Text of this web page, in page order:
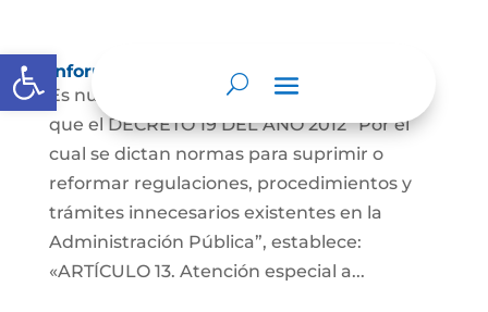
Abrir barra de herramientas
Información para Mujeres.
Es nuestro deber informar a la comunidad
que el DECRETO 19 DEL AÑO 2012 “Por el
cual se dictan normas para suprimir o
reformar regulaciones, procedimientos y
trámites innecesarios existentes en la
Administración Pública”, establece:
«ARTÍCULO 13. Atención especial a...